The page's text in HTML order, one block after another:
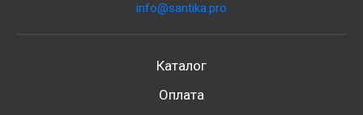
info@santika.pro
Каталог
Оплата